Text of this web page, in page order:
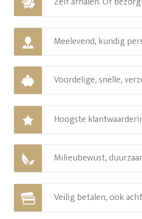
Meelevend, kundig
Voordelige, snelle,
Hoogste
Milieubewust,
Veilig betalen, ook